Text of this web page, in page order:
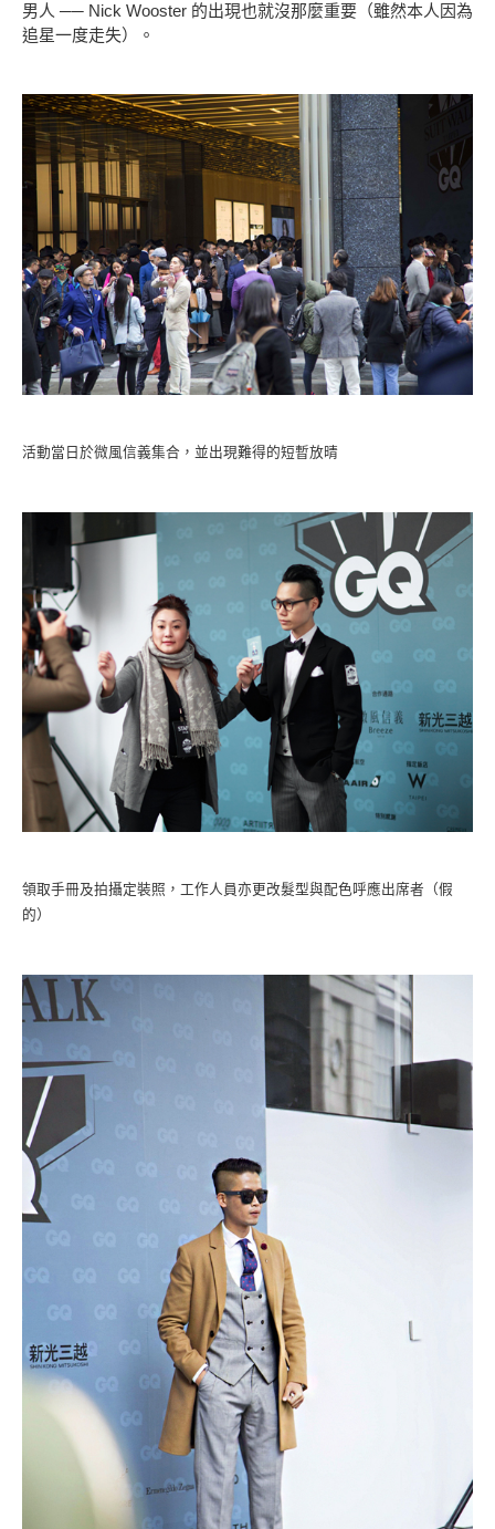
男人 ── Nick Wooster 的出現也就沒那麼重要（雖然本人因為
追星一度走失）。
活動當日於微風信義集合，並出現難得的短暫放晴
領取手冊及拍攝定裝照，工作人員亦更改髮型與配色呼應出席者（假
的）